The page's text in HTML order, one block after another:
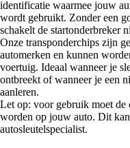
identificatie waarmee jouw
wordt gebruikt. Zonder een
schakelt de startonderbreker
Onze transponderchips zijn
automerken en kunnen
voertuig. Ideaal wanneer je
ontbreekt of wanneer je een
aanleren.
Let op: voor gebruik moet de
worden op jouw auto. Dit
autosleutelspecialist.